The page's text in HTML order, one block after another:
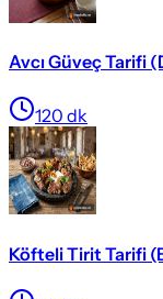
Avcı Güveç Tarifi
120 dk
Köfteli Tirit Tarifi